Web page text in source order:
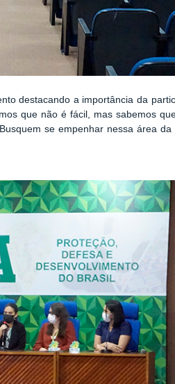
destacando a importância da
que não é fácil, mas sabemos
se empenhar nessa área